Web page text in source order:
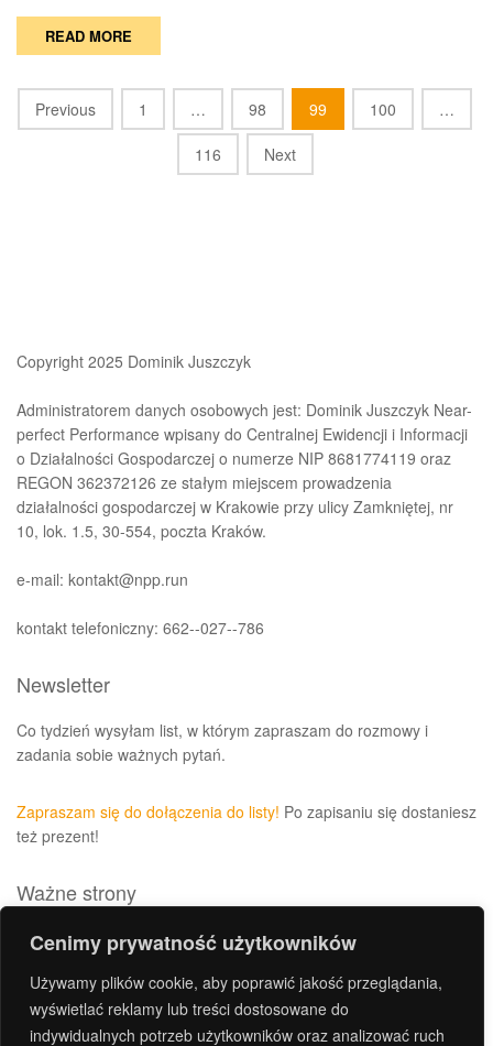
Cenimy prywatność użytkowników
Używamy plików cookie, aby poprawić jakość przeglądania,
wyświetlać reklamy lub treści dostosowane do
indywidualnych potrzeb użytkowników oraz analizować ruch
READ MORE
Posts
navigation
Previous 1 … 98 99 100 …
116 Next
Copyright 2025 Dominik Juszczyk
Administratorem danych osobowych jest: Dominik Juszczyk Near-
perfect Performance wpisany do Centralnej Ewidencji i Informacji
o Działalności Gospodarczej o numerze NIP 8681774119 oraz
REGON 362372126 ze stałym miejscem prowadzenia
działalności gospodarczej w Krakowie przy ulicy Zamkniętej, nr
10, lok. 1.5, 30-554, poczta Kraków.
e-mail: kontakt@npp.run
kontakt telefoniczny: 662--027--786
Newsletter
Co tydzień wysyłam list, w którym zapraszam do rozmowy i
zadania sobie ważnych pytań.
Zapraszam się do dołączenia do listy! Po zapisaniu się dostaniesz
też prezent!
Ważne strony
Polityka prywatności i plików cookies
Kontakt
Regulamin sklepu